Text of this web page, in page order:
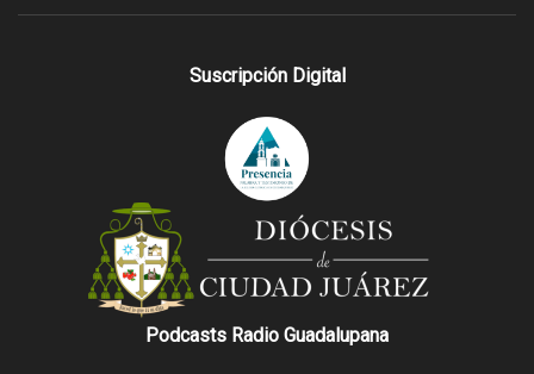
Suscripción Digital
Podcasts Radio Guadalupana